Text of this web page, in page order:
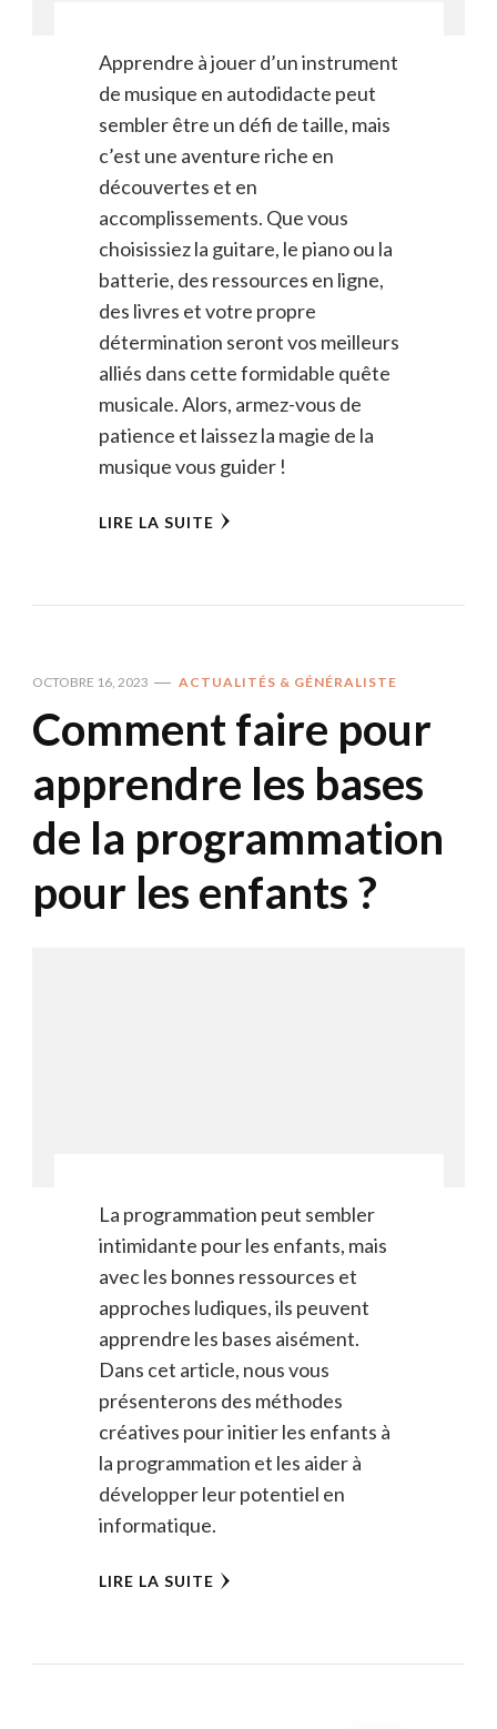
Apprendre à jouer d’un instrument
de musique en autodidacte peut
sembler être un défi de taille, mais
c’est une aventure riche en
découvertes et en
accomplissements. Que vous
choisissiez la guitare, le piano ou la
batterie, des ressources en ligne,
des livres et votre propre
détermination seront vos meilleurs
alliés dans cette formidable quête
musicale. Alors, armez-vous de
patience et laissez la magie de la
musique vous guider !
LIRE LA SUITE
OCTOBRE 16, 2023 ACTUALITÉS & GÉNÉRALISTE
Comment faire pour
apprendre les bases
de la programmation
pour les enfants ?
La programmation peut sembler
intimidante pour les enfants, mais
avec les bonnes ressources et
approches ludiques, ils peuvent
apprendre les bases aisément.
Dans cet article, nous vous
présenterons des méthodes
créatives pour initier les enfants à
la programmation et les aider à
développer leur potentiel en
informatique.
LIRE LA SUITE